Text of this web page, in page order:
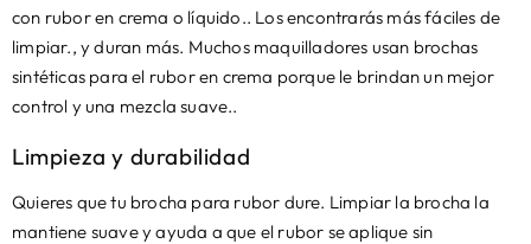
con rubor en crema o líquido.. Los encontrarás más fáciles de
limpiar., y duran más. Muchos maquilladores usan brochas
sintéticas para el rubor en crema porque le brindan un mejor
control y una mezcla suave..
Limpieza y durabilidad
Quieres que tu brocha para rubor dure. Limpiar la brocha la
mantiene suave y ayuda a que el rubor se aplique sin